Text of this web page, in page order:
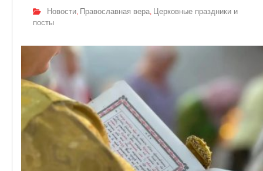
Новости Православная вера
Церковные праздники и
посты